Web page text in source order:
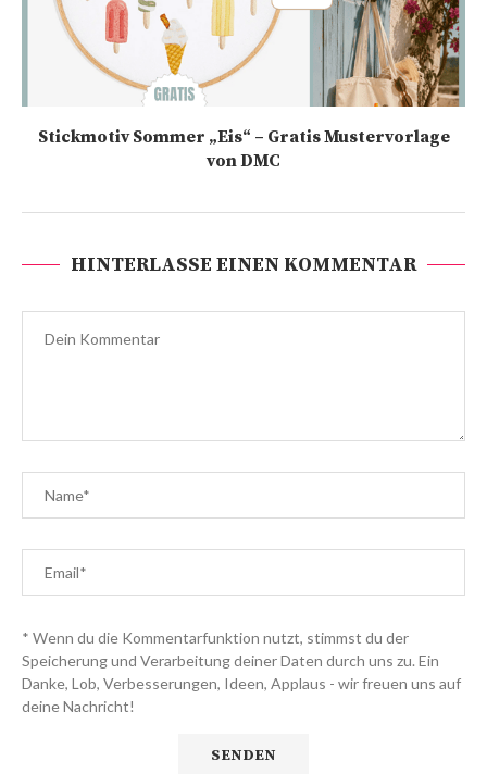
Stickmotiv Sommer „Eis“ – Gratis Mustervorlage
von DMC
HINTERLASSE EINEN KOMMENTAR
* Wenn du die Kommentarfunktion nutzt, stimmst du der
Speicherung und Verarbeitung deiner Daten durch uns zu. Ein
Danke, Lob, Verbesserungen, Ideen, Applaus - wir freuen uns auf
deine Nachricht!